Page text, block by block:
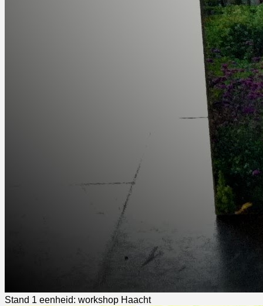
Stand 1 eenheid: workshop Haacht